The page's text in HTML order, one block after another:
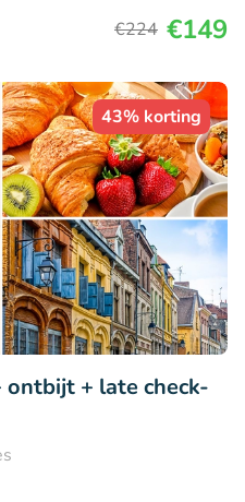
€224 €149
43% korting
+ late check-